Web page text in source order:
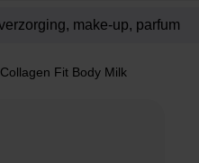
Collagen Fit Body Milk